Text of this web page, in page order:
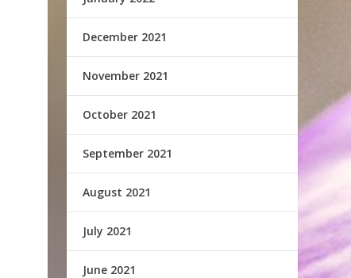
December 2021
November 2021
October 2021
September 2021
August 2021
July 2021
June 2021